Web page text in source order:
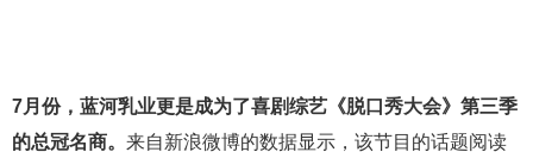
7月份，蓝河乳业更是成为了喜剧综艺《脱口秀大会》第三季
的总冠名商。 来自新浪微博的数据显示，该节目的话题阅读